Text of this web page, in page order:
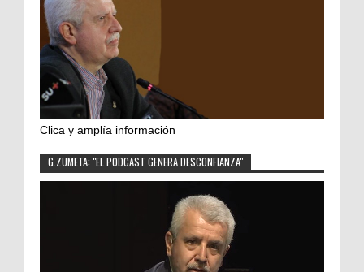
Clica y amplía información
G.ZUMETA: "EL PODCAST GENERA DESCONFIANZA"